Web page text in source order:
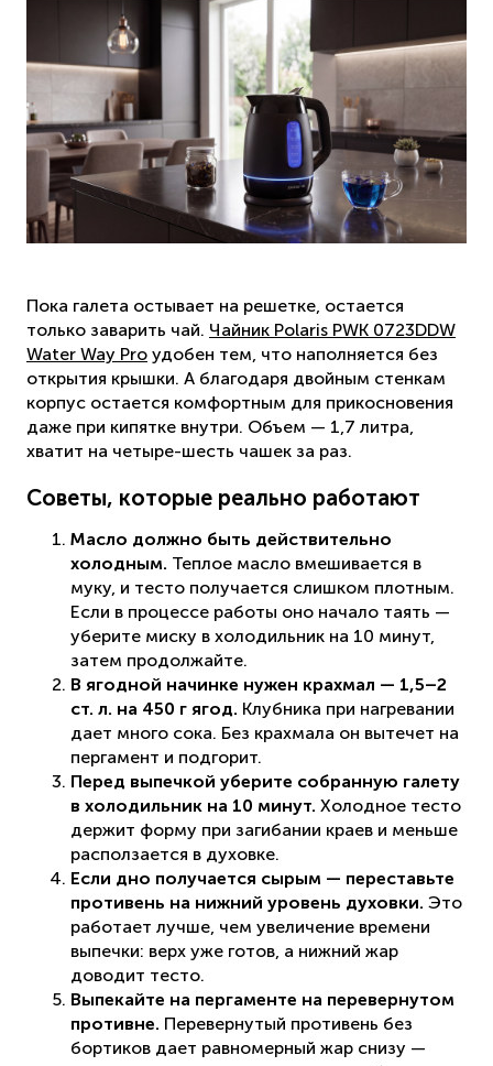
Пока галета остывает на решетке, остается
только заварить чай. Чайник Polaris PWK 0723DDW
Water Way Pro удобен тем, что наполняется без
открытия крышки. А благодаря двойным стенкам
корпус остается комфортным для прикосновения
даже при кипятке внутри. Объем — 1,7 литра,
хватит на четыре-шесть чашек за раз.
Советы, которые реально работают
Масло должно быть действительно
холодным. Теплое масло вмешивается в
муку, и тесто получается слишком плотным.
Если в процессе работы оно начало таять —
уберите миску в холодильник на 10 минут,
затем продолжайте.
В ягодной начинке нужен крахмал — 1,5–2
ст. л. на 450 г ягод. Клубника при нагревании
дает много сока. Без крахмала он вытечет на
пергамент и подгорит.
Перед выпечкой уберите собранную галету
в холодильник на 10 минут. Холодное тесто
держит форму при загибании краев и меньше
расползается в духовке.
Если дно получается сырым — переставьте
противень на нижний уровень духовки. Это
работает лучше, чем увеличение времени
выпечки: верх уже готов, а нижний жар
доводит тесто.
Выпекайте на пергаменте на перевернутом
противне. Перевернутый противень без
бортиков дает равномерный жар снизу —